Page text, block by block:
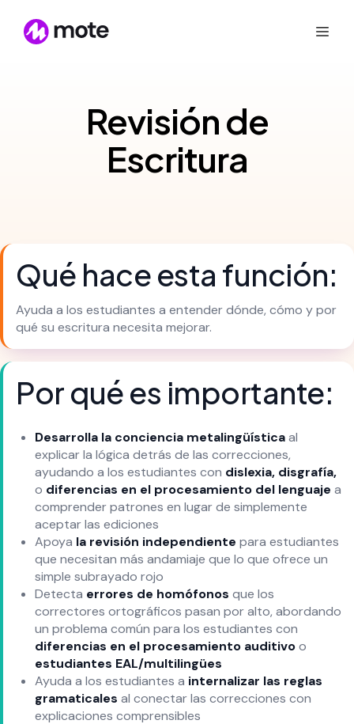
Revisión de
Escritura
Qué hace esta función:
Ayuda a los estudiantes a entender dónde, cómo y por
qué su escritura necesita mejorar.
Por qué es importante:
Desarrolla la conciencia metalingüísticaal
explicar la lógica detrás de las correcciones,
ayudando a los estudiantes con dislexia, disgrafía,
o diferencias en el procesamiento del lenguaje a
comprender patrones en lugar de simplemente
aceptar las ediciones
Apoya la revisión independiente para estudiantes
que necesitan más andamiaje que lo que ofrece un
simple subrayado rojo
Detecta errores de homófonos que los
correctores ortográficos pasan por alto, abordando
un problema común para los estudiantes con
diferencias en el procesamiento auditivoo
estudiantes EAL/multilingües
Ayuda a los estudiantes a internalizar las reglas
gramaticales al conectar las correcciones con
explicaciones comprensibles